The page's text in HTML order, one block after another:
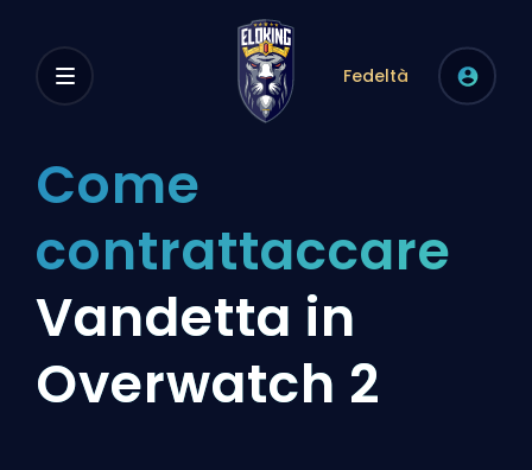
Fedeltà
Come
contrattaccare
Vandetta in
Overwatch 2